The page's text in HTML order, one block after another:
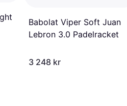
Babolat Viper Soft Juan
Lebron 3.0 Padelracket
3 248 kr